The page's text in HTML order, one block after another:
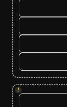
!